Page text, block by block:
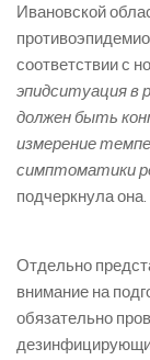
Ивановской
соответствии с
эпидситуация в
должен быть
измерение
симптоматики
подчеркнула она.
Отдельно
внимание на
обязательно